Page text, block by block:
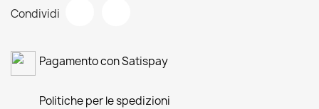
Condividi
Pagamento con Satispay
Politiche per le spedizioni